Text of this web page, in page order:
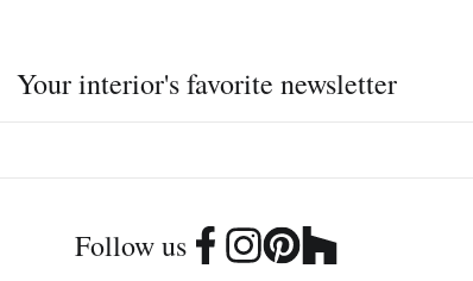
Your interior's favorite newsletter
Follow us